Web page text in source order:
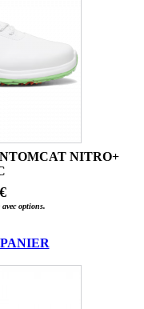
NITRO+
options.